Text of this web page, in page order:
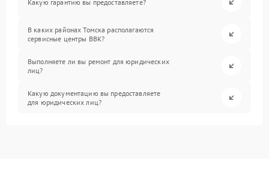
Какую гарантию вы предоставляете?
В каких районах Томска располагаются
сервисные центры BBK?
Выполняете ли вы ремонт для юридических
лиц?
Какую документацию вы предоставляете
для юридических лиц?